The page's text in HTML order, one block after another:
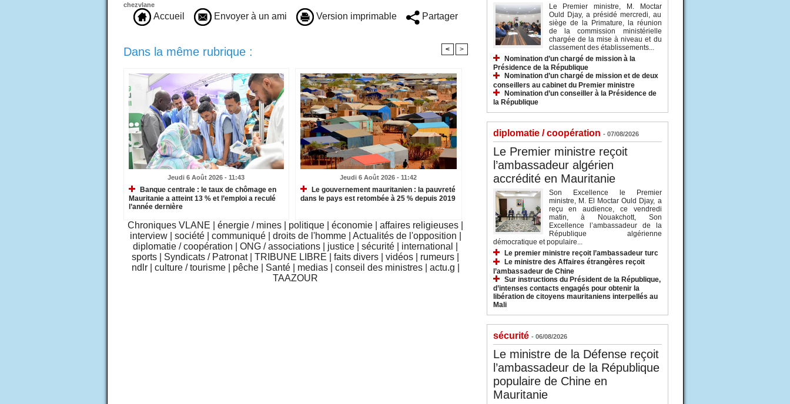
chezvlane
Accueil Envoyer à un ami Version imprimable Partager
Dans la même rubrique : < >
Jeudi 6 Août 2026 - 11:43
Banque centrale : le taux de chômage en
Mauritanie a atteint 13 % et l’emploi a reculé
l’année dernière
Jeudi 6 Août 2026 - 11:42
Le gouvernement mauritanien : la pauvreté
dans le pays est retombée à 25 % depuis 2019
Chroniques VLANE énergie / mines politique économie affaires religieuses
interview
société communiqué droits de l'homme Actualités de l'opposition
diplomatie / coopération
ONG / associations justice sécurité international
sports
Syndicats / Patronat TRIBUNE LIBRE faits divers vidéos rumeurs
ndlr
culture / tourisme pêche Santé medias conseil des ministres actu.g
TAAZOUR
Le Premier ministre, M. Moctar
Ould Djay, a présidé mercredi, au
siège de la Primature, la réunion
de la commission ministérielle
chargée de la mise à niveau et du
classement des établissements...
Nomination d’un chargé de mission à la
Présidence de la République
Nomination d’un chargé de mission et de deux
conseillers au cabinet du Premier ministre
Nomination d’un conseiller à la Présidence de
la République
diplomatie / coopération - 07/08/2026
Le Premier ministre reçoit
l’ambassadeur algérien
accrédité en Mauritanie
Son Excellence le Premier
ministre, M. El Moctar Ould Djay, a
reçu en audience, ce vendredi
matin, à Nouakchott, Son
Excellence l’ambassadeur de la
République algérienne
démocratique et populaire...
Le premier ministre reçoit l’ambassadeur turc
Le ministre des Affaires étrangères reçoit
l’ambassadeur de Chine
Sur instructions du Président de la République,
d’intenses contacts engagés pour obtenir la
libération de citoyens mauritaniens interpellés au
Mali
sécurité - 06/08/2026
Le ministre de la Défense reçoit
l’ambassadeur de la République
populaire de Chine en
Mauritanie